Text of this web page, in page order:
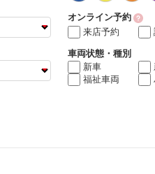
オンライン予約
来店予約
車両状態・種別
新車
福祉車両